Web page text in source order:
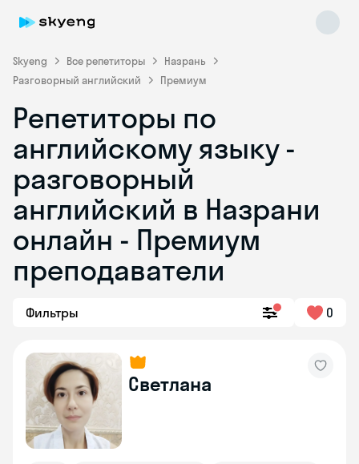
Skyeng Все репетиторы
Назрань
Разговорный английский
Премиум
Репетиторы по
английскому языку -
разговорный
английский в Назрани
онлайн - Премиум
преподаватели
Фильтры 0
Светлана
Skyeng Chat